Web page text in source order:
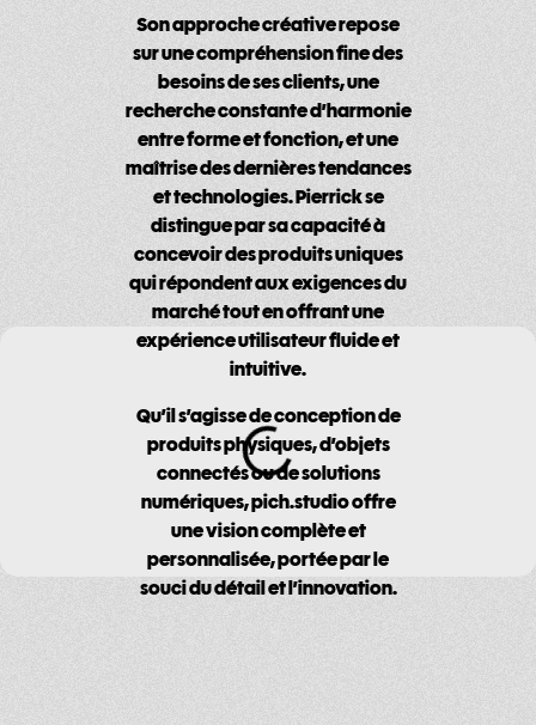
Son approche créative repose
sur une compréhension fine des
besoins de ses clients, une
recherche constante d’harmonie
entre forme et fonction, et une
maîtrise des dernières tendances
et technologies. Pierrick se
distingue par sa capacité à
concevoir des produits uniques
qui répondent aux exigences du
marché tout en offrant une
expérience utilisateur fluide et
intuitive.
Qu’il s’agisse de conception de
produits physiques, d’objets
connectés ou de solutions
numériques, pich.studio offre
une vision complète et
personnalisée, portée par le
souci du détail et l’innovation.